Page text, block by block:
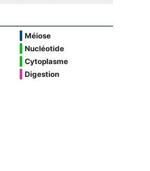
Méiose
Nucléotide
Cytoplasme
Digestion